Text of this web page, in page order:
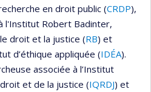
en droit public (CRDP),
l'Institut Robert Badinter,
droit et la justice (RB) et
d’éthique appliquée (IDÉA).
associée à l’Institut
et de la justice (IQRDJ) et